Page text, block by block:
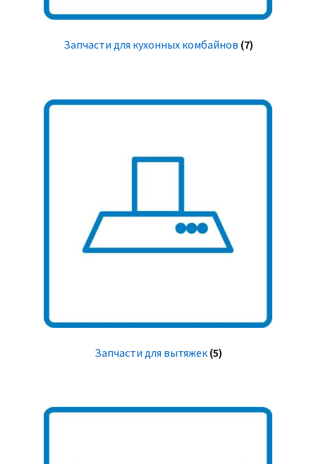
Запчасти для кухонных комбайнов (7)
Запчасти для вытяжек (5)